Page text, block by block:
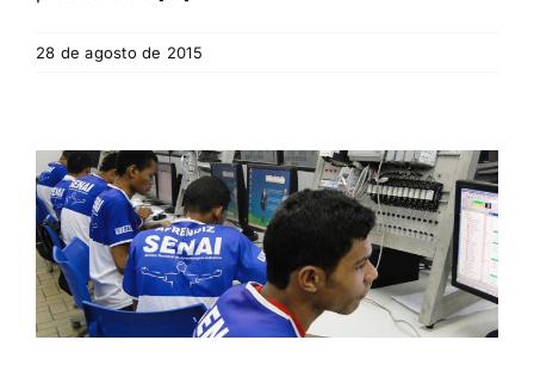
28 de agosto de 2015